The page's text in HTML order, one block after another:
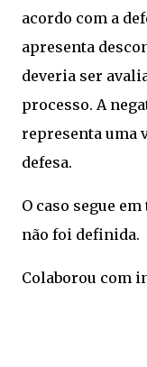
acordo com a
apresenta
deveria ser
processo. A
representa uma
defesa.
O caso segue
não foi definida.
Colaborou com